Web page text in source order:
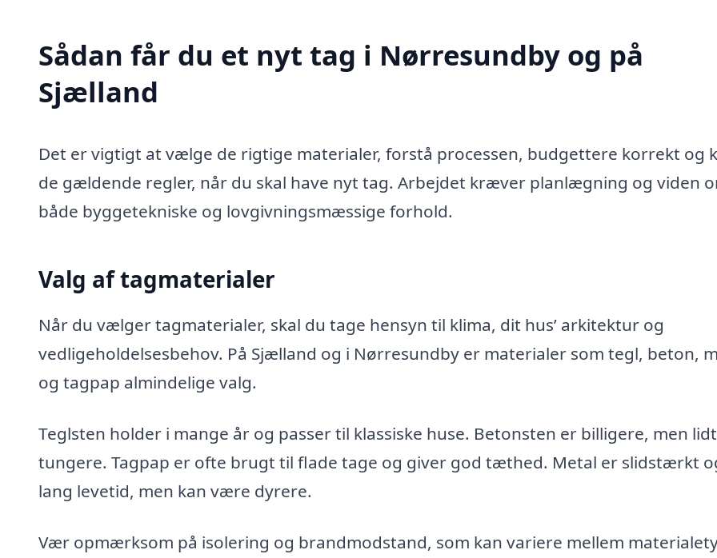
Sådan får du et nyt tag i Nørresundby og på
Sjælland
Det er vigtigt at vælge de rigtige materialer, forstå processen, budgettere korrekt og
de gældende regler, når du skal have nyt tag. Arbejdet kræver planlægning og viden
både byggetekniske og lovgivningsmæssige forhold.
Valg af tagmaterialer
Når du vælger tagmaterialer, skal du tage hensyn til klima, dit hus’ arkitektur og
vedligeholdelsesbehov. På Sjælland og i Nørresundby er materialer som tegl, beton,
og tagpap almindelige valg.
Teglsten holder i mange år og passer til klassiske huse. Betonsten er billigere, men lidt
tungere. Tagpap er ofte brugt til flade tage og giver god tæthed. Metal er slidstærkt
lang levetid, men kan være dyrere.
Vær opmærksom på isolering og brandmodstand, som kan variere mellem